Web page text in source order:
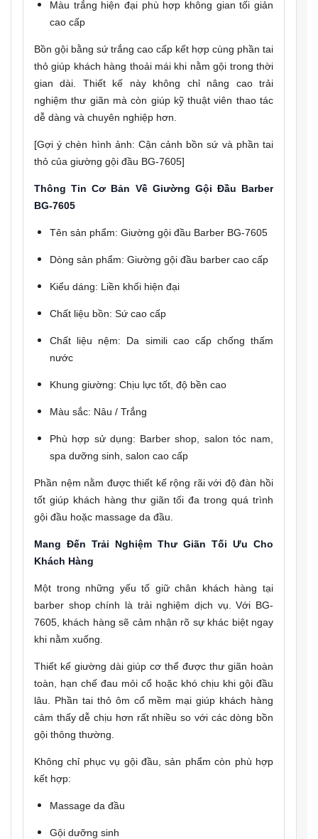
Màu trắng hiện đại phù hợp không gian tối giản
cao cấp
Bồn gội bằng sứ trắng cao cấp kết hợp cùng phần tai
thỏ giúp khách hàng thoải mái khi nằm gội trong thời
gian dài. Thiết kế này không chỉ nâng cao trải
nghiệm thư giãn mà còn giúp kỹ thuật viên thao tác
dễ dàng và chuyên nghiệp hơn.
[Gợi ý chèn hình ảnh: Cận cảnh bồn sứ và phần tai
thỏ của giường gội đầu BG-7605]
Thông Tin Cơ Bản Về Giường Gội Đầu Barber
BG-7605
Tên sản phẩm: Giường gội đầu Barber BG-7605
Dòng sản phẩm: Giường gội đầu barber cao cấp
Kiểu dáng: Liền khối hiện đại
Chất liệu bồn: Sứ cao cấp
Chất liệu nệm: Da simili cao cấp chống thấm
nước
Khung giường: Chịu lực tốt, độ bền cao
Màu sắc: Nâu / Trắng
Phù hợp sử dụng: Barber shop, salon tóc nam,
spa dưỡng sinh, salon cao cấp
Phần nệm nằm được thiết kế rộng rãi với độ đàn hồi
tốt giúp khách hàng thư giãn tối đa trong quá trình
gội đầu hoặc massage da đầu.
Mang Đến Trải Nghiệm Thư Giãn Tối Ưu Cho
Khách Hàng
Một trong những yếu tố giữ chân khách hàng tại
barber shop chính là trải nghiệm dịch vụ. Với BG-
7605, khách hàng sẽ cảm nhận rõ sự khác biệt ngay
khi nằm xuống.
Thiết kế giường dài giúp cơ thể được thư giãn hoàn
toàn, hạn chế đau mỏi cổ hoặc khó chịu khi gội đầu
lâu. Phần tai thỏ ôm cổ mềm mại giúp khách hàng
cảm thấy dễ chịu hơn rất nhiều so với các dòng bồn
gội thông thường.
Không chỉ phục vụ gội đầu, sản phẩm còn phù hợp
kết hợp:
Massage da đầu
Gội dưỡng sinh